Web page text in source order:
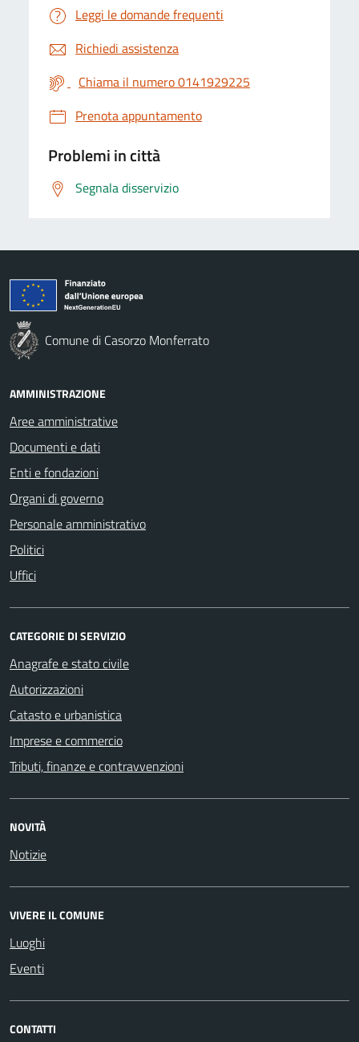
Leggi le domande frequenti
Richiedi assistenza
Chiama il numero 0141929225
Prenota appuntamento
Problemi in città
Segnala disservizio
Comune di Casorzo Monferrato
AMMINISTRAZIONE
Aree amministrative
Documenti e dati
Enti e fondazioni
Organi di governo
Personale amministrativo
Politici
Uffici
CATEGORIE DI SERVIZIO
Anagrafe e stato civile
Autorizzazioni
Catasto e urbanistica
Imprese e commercio
Tributi, finanze e contravvenzioni
NOVITÀ
Notizie
VIVERE IL COMUNE
Luoghi
Eventi
CONTATTI